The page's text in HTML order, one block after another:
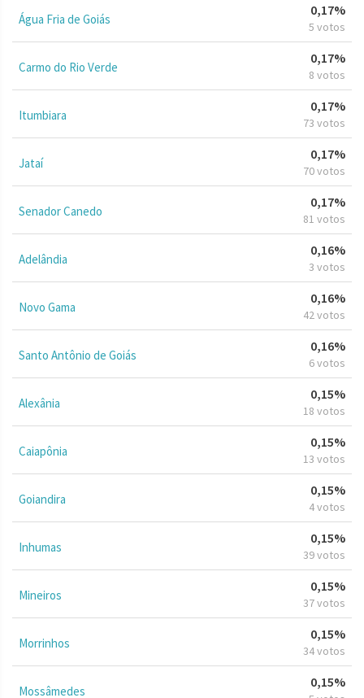
Água Fria de Goiás
0,17%
5 votos
Carmo do Rio Verde
0,17%
8 votos
Itumbiara
0,17%
73 votos
Jataí
0,17%
70 votos
Senador Canedo
0,17%
81 votos
Adelândia
0,16%
3 votos
Novo Gama
0,16%
42 votos
Santo Antônio de Goiás
0,16%
6 votos
Alexânia
0,15%
18 votos
Caiapônia
0,15%
13 votos
Goiandira
0,15%
4 votos
Inhumas
0,15%
39 votos
Mineiros
0,15%
37 votos
Morrinhos
0,15%
34 votos
Mossâmedes
0,15%